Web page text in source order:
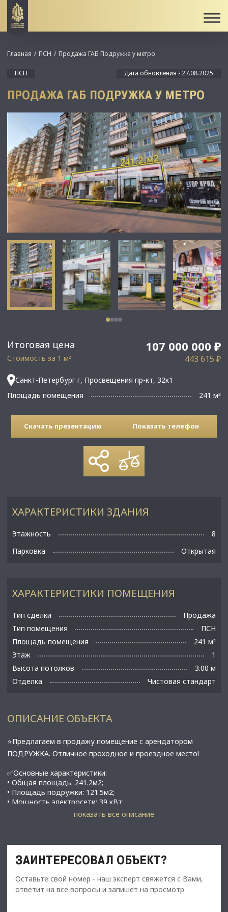
Итоговая цена 107 000 000 ₽
Стоимость за 1 м² 443 615 ₽
Санкт-Петербург г, Просвещения пр-кт, 32к1
Площадь помещения
241 м²
Главная ПСН Продажа ГАБ Подружка у метро
ПСН Дата обновления - 27.08.2025
ПРОДАЖА ГАБ ПОДРУЖКА У МЕТРО
Скачать презентацию Показать телефон
ХАРАКТЕРИСТИКИ ПОМЕЩЕНИЯ
Тип сделки
Продажа
Тип помещения
ПСН
Площадь помещения
241 м²
Этаж
1
Высота потолков
3.00 м
Отделка
Чистовая стандарт
ХАРАКТЕРИСТИКИ ЗДАНИЯ
Этажность
8
Парковка
Открытая
ОПИСАНИЕ ОБЪЕКТА
⭐Предлагаем в продажу помещение с арендатором
ПОДРУЖКА. Отличное проходное и проездное место!
✅Основные характеристики:
• Общая площадь: 241.2м2;
• Площадь подружки: 121.5м2;
• Мощность электросети: 39 кВт;
• Стоимость объекта -120 000 000 107 000 000
• Арендатор Подружка - 416 193 тыс. руб. в месяц (+НДС.)
• 119.7м2 на данный момент занимает собственник, съедет
после продажи объекта, данная площадь будет
приблизительно сдана за 409 900 рублей в месяц
показать все описание
ЗАИНТЕРЕСОВАЛ ОБЪЕКТ?
Оставьте свой номер - наш эксперт свяжется с Вами,
ответит на все вопросы и запишет на просмотр